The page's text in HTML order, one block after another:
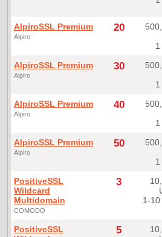
AlpiroSSL Premium
Alpiro
20
1
AlpiroSSL Premium
Alpiro
30
1
AlpiroSSL Premium
Alpiro
40
1
AlpiroSSL Premium
Alpiro
50
1
PositiveSSL
Wildcard
Multidomain
COMODO
3
1-10
PositiveSSL
5